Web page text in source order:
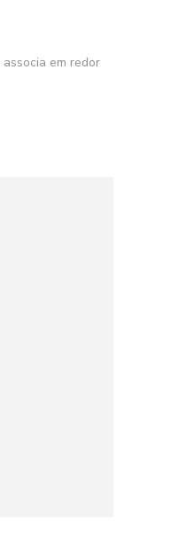
em redor